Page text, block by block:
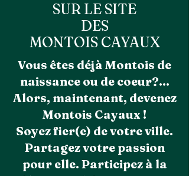
SUR LE SITE
DES
MONTOIS CAYAUX
Vous êtes déjà Montois de
naissance ou de coeur?...
Alors, maintenant, devenez
Montois Cayaux !
Soyez fier(e) de votre ville.
Partagez votre passion
pour elle. Participez à la